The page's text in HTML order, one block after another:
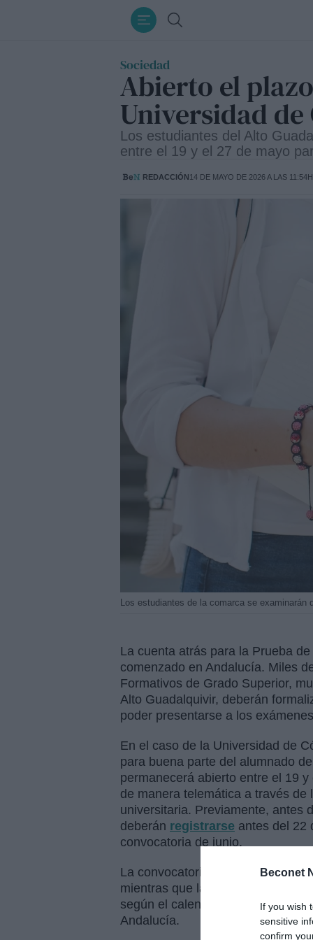
Beconet
If you wish
sensitive
confirm
Buscar
Sociedad
Abierto el
Universidad de
Los estudiantes del Alto
entre el 19 y el 27 de mayo
REDACCIÓN14 DE MAYO DE 2026 A LAS 11:54H
Los estudiantes de la comarca se
La cuenta atrás para la Prueba
comenzado en Andalucía. Miles
Formativos de Grado Superior,
Alto Guadalquivir, deberán
poder presentarse a los
En el caso de la Universidad de
para buena parte del alumnado
permanecerá abierto entre el 19
de manera telemática a través
universitaria. Previamente, antes
deberán registrarse antes del 22
convocatoria de junio.
La convocatoria ordinaria de la
mientras que la extraordinaria
según el calendario aprobado
Andalucía.